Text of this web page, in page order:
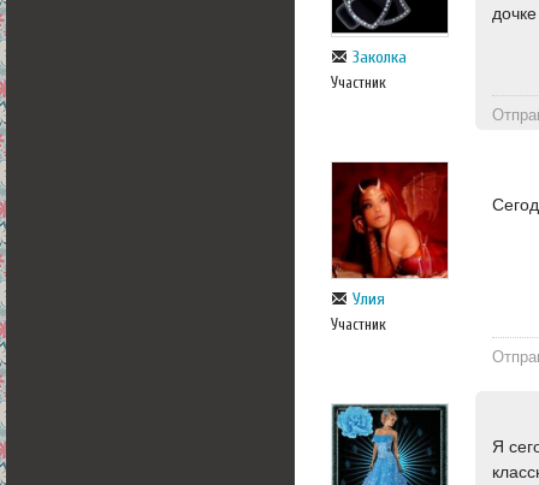
Заколка
Участник
Улия
Участник
Я